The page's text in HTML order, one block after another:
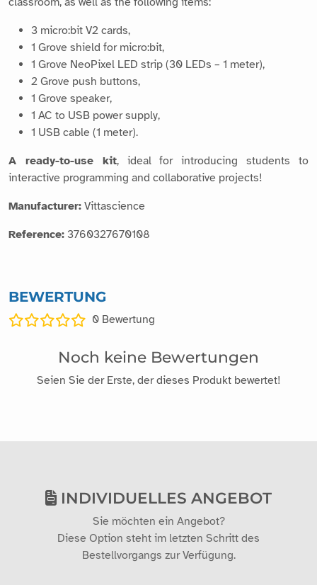
3 micro:bit V2 cards,
1 Grove shield for micro:bit,
1 Grove NeoPixel LED strip (30 LEDs – 1 meter),
2 Grove push buttons,
1 Grove speaker,
1 AC to USB power supply,
1 USB cable (1 meter).
A ready-to-use kit, ideal for introducing students to
interactive programming and collaborative projects!
Manufacturer: Vittascience
Reference: 3760327670108
BEWERTUNG
0 Bewertung
Noch keine Bewertungen
Seien Sie der Erste, der dieses Produkt bewertet!
INDIVIDUELLES ANGEBOT
Sie möchten ein Angebot?
Diese Option steht im letzten Schritt des
Bestellvorgangs zur Verfügung.